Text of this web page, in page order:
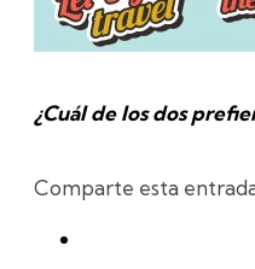
¿Cuál de los dos
Comparte esta